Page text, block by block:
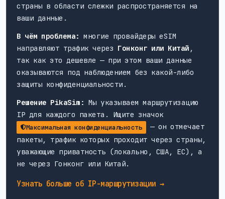
страны в области слежки распространяется на
ваши данные.
В чём проблема: многие провайдеры eSIM
направляют трафик через Гонконг или Китай ,
так как это дешевле — при этом ваши данные
оказываются под наблюдением без какой-либо
защиты конфиденциальности.
Решение PikaSim: Мы указываем маршрутизацию
IP для каждого пакета. Ищите значок
Максимальная конфиденциальность
— он отмечает
пакеты, трафик которых проходит через страны,
уважающие приватность (локально, США, ЕС), а
не через Гонконг или Китай.
Узнать больше об IP-маршрутизации →